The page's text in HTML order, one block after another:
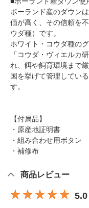
ポーランド産のダウン
価が高く、その信頼を
ウダ種）です。
ホワイト・コウダ種の
「コウダ・ヴィエルカ
れ、餌や飼育環境まで
国を挙げて管理してい
す。
【付属品】
・原産地証明書
・組み合わせ用ボタン
・補修布
商品レビュー
5.0